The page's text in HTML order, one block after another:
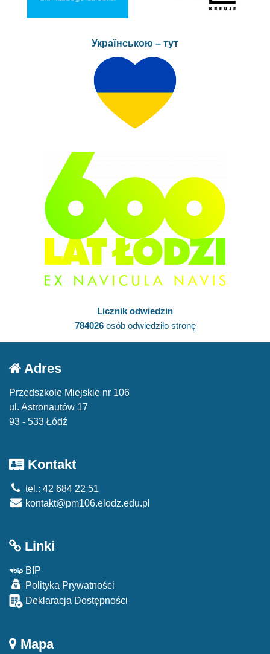
Українською – тут
Licznik odwiedzin
784026osób odwiedziło stronę
Adres
Przedszkole Miejskie nr 106
ul. Astronautów 17
93 - 533 Łódź
Kontakt
tel.: 42 684 22 51
kontakt@pm106.elodz.edu.pl
Linki
BIP
Polityka Prywatności
Deklaracja Dostępności
Mapa